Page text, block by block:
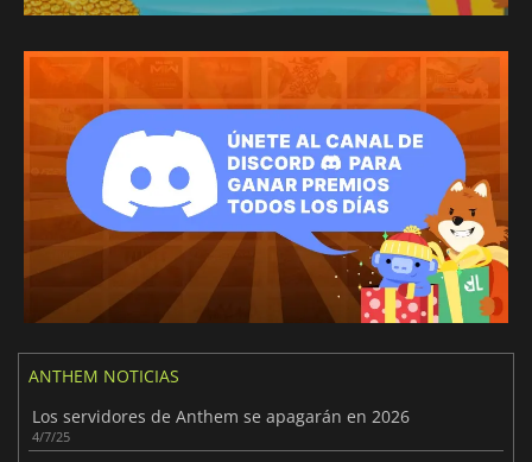
ANTHEM NOTICIAS
Los servidores de Anthem se apagarán en 2026
4/7/25